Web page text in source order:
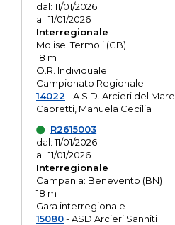
dal: 11/01/2026
al: 11/01/2026
Interregionale
Molise: Termoli (CB)
18 m
O.R. Individuale
Campionato Regionale
14022 - A.S.D. Arcieri del Mare
Capretti, Manuela Cecilia
R2615003
dal: 11/01/2026
al: 11/01/2026
Interregionale
Campania: Benevento (BN)
18 m
Gara interregionale
15080- ASD Arcieri Sanniti